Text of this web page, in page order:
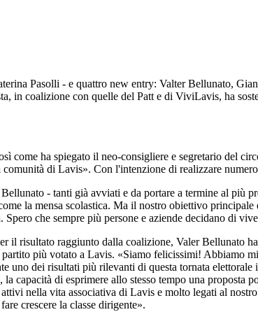
Pasolli - e quattro new entry: Valter Bellunato,
in coalizione con quelle del Patt e di ViviLavis, ha
come ha spiegato il neo-consigliere e segretario del
di Lavis». Con l'intenzione di realizzare
- tanti già avviati e da portare a termine al più
la mensa scolastica. Ma il nostro obiettivo
che sempre più persone e aziende decidano di
il risultato raggiunto dalla coalizione, Valer Bellunato
più votato a Lavis. «Siamo felicissimi! Abbiamo
uno dei risultati più rilevanti di questa tornata
capacità di esprimere allo stesso tempo una proposta
nella vita associativa di Lavis e molto legati al
crescere la classe dirigente».